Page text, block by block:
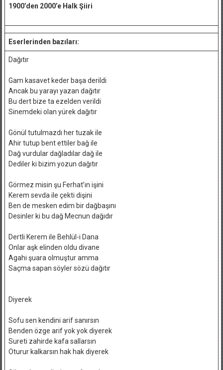
1900’den 2000’e Halk Şiiri
Eserlerinden bazıları:
Dağıtır
Gam kasavet keder başa derildi
Ancak bu yarayı yazan dağıtır
Bu dert bize ta ezelden verildi
Sinemdeki olan yürek dağıtır
Gönül tutulmazdı her tuzak ile
Ahir tutup bent ettiler bağ ile
Dağ vurdular dağladılar dağ ile
Dediler ki bizim yozun dağıtır
Görmez misin şu Ferhat’ın işini
Kerem sevda ile çekti dişini
Ben de mesken edim bir dağbaşını
Desinler ki bu dağ Mecnun dağıdır
Dertli Kerem ile Behlül-i Dana
Onlar aşk elinden oldu divane
Agahi şuara olmuştur amma
Saçma sapan söyler sözü dağıtır
Diyerek
Sofu sen kendini arif sanırsın
Benden özge arif yok yok diyerek
Sureti zahirde kafa sallarsın
Oturur kalkarsın hak hak diyerek